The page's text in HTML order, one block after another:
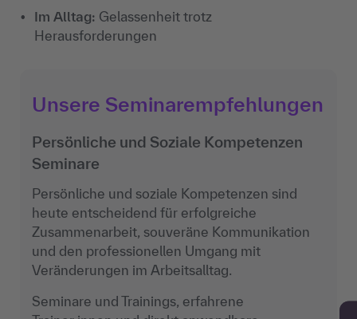
Im Alltag: Gelassenheit trotz
Herausforderungen
Unsere Seminarempfehlungen
Persönliche und Soziale Kompetenzen
Seminare
Persönliche und soziale Kompetenzen sind
heute entscheidend für erfolgreiche
Zusammenarbeit, souveräne Kommunikation
und den professionellen Umgang mit
Veränderungen im Arbeitsalltag.
Seminare und Trainings, erfahrene